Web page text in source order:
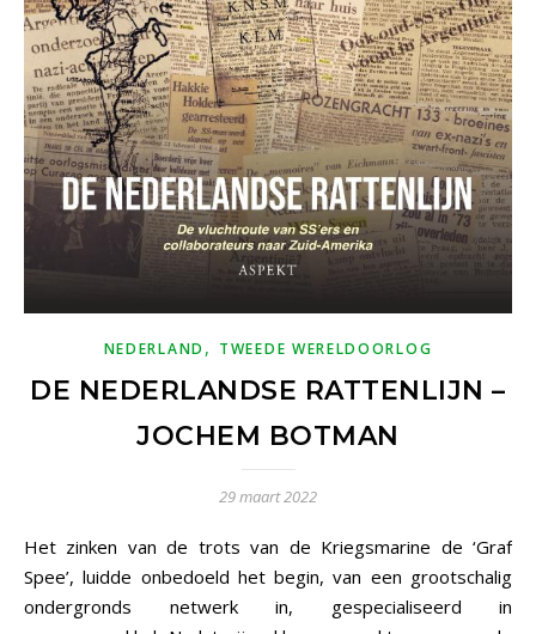
NEDERLAND , TWEEDE WERELDOORLOG
DE NEDERLANDSE RATTENLIJN –
JOCHEM BOTMAN
29 maart 2022
Het zinken van de trots van de Kriegsmarine de ‘Graf
Spee’, luidde onbedoeld het begin, van een grootschalig
ondergronds netwerk in, gespecialiseerd in